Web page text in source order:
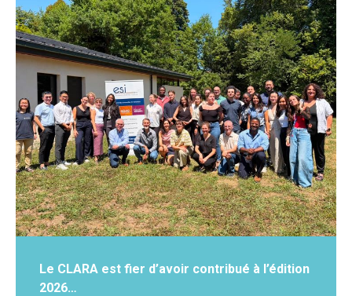
Le CLARA est fier d’avoir contribué à l’édition
2026…